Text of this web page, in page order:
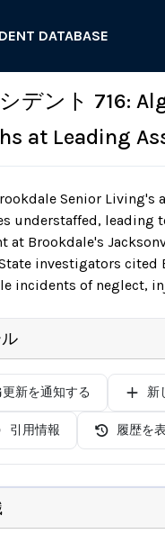
DATABASE
デント 716:
at Leading
Senior Living's
understaffed, leading
at Brookdale's
investigators cited
incidents of neglect,
更新を通知する 新
引用情報 履歴を